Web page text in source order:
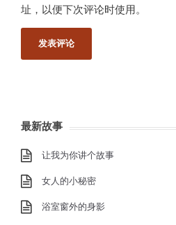
址，以便下次评论时使用。
最新故事
让我为你讲个故事
女人的小秘密
浴室窗外的身影